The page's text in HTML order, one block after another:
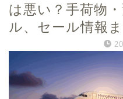
は悪い？手荷物
ル、セール情報